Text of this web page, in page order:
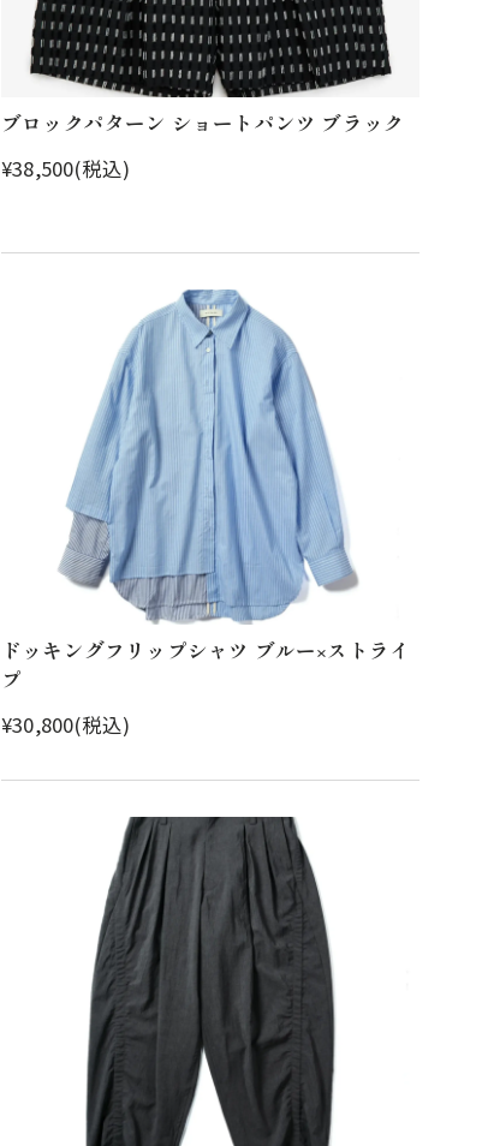
ブロックパターン ショートパンツ ブラック
¥38,500(税込)
ドッキングフリップシャツ ブルー×ストライ
プ
¥30,800(税込)